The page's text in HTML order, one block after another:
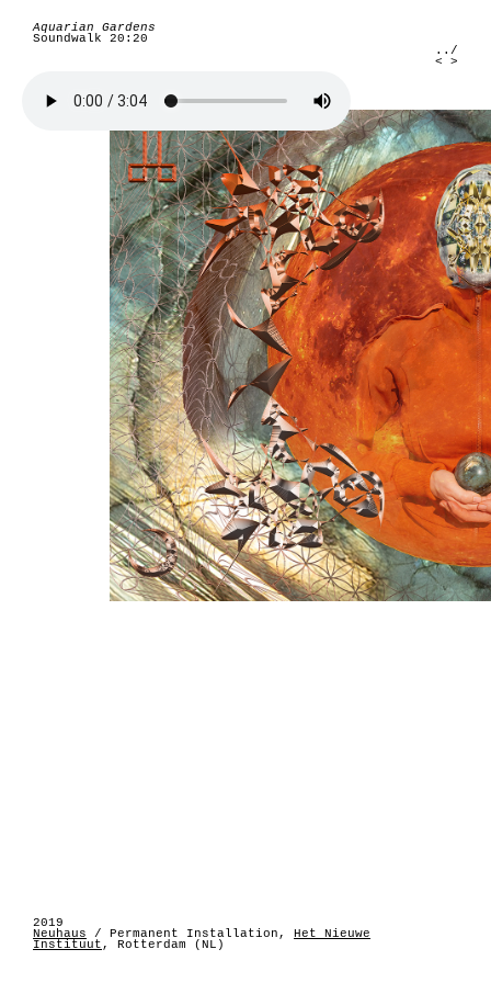
Aquarian Gardens
Soundwalk 20:20
../
< >
2019
Neuhaus / Permanent Installation, Het Nieuwe
Instituut , Rotterdam (NL)